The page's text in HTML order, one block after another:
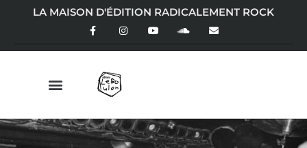
LA MAISON D'ÉDITION RADICALEMENT ROCK